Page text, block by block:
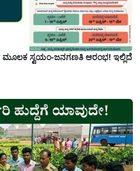
ಮೂಲಕ ಸ್ವಯಂ-ಜನಗಣತಿ ಆರಂಭ! ಇಲ್ಲಿದೆ